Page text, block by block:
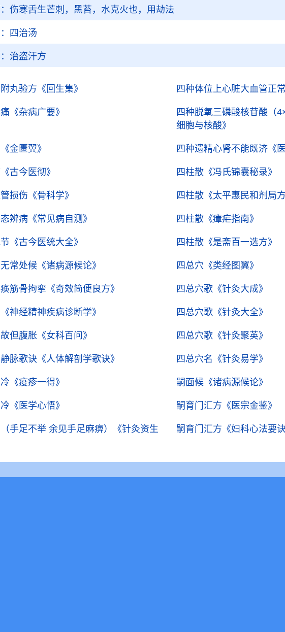
伤寒舌生芒刺，黑苔，水克火也，用劫法
四治汤
治盗汗方
丸验方 《回生集》 四种体位上心脏大血管正
《杂病广要》
四种脱氧三磷酸核苷酸（
细胞与核酸》
《金匮翼》 四种遗精心肾不能既济 《
《古今医彻》 四柱散 《冯氏锦囊秘录》
损伤 《骨科学》 四柱散 《太平惠民和剂局
辨病 《常见病自测》 四柱散 《瘴疟指南》
《古今医统大全》 四柱散 《是斋百一选方》
常处候 《诸病源候论》 四总穴 《类经图翼》
筋骨拘挛 《奇效简便良方》 四总穴歌 《针灸大成》
《神经精神疾病诊断学》 四总穴歌 《针灸大全》
但腹胀 《女科百问》 四总穴歌 《针灸聚英》
脉歌诀 《人体解剖学歌诀》 四总穴名 《针灸易学》
《疫疹一得》 嗣面候 《诸病源候论》
《医学心悟》 嗣育门汇方 《医宗金鉴》
手足不举 余见手足麻痹）
《针灸资生
嗣育门汇方 《妇科心法要